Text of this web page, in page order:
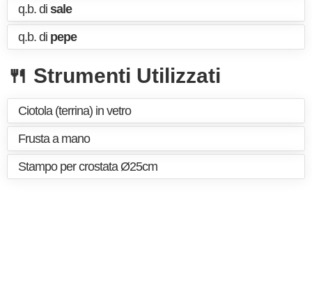
q.b. di sale
q.b. di pepe
🍴 Strumenti Utilizzati
Ciotola (terrina) in vetro
Frusta a mano
Stampo per crostata Ø25cm